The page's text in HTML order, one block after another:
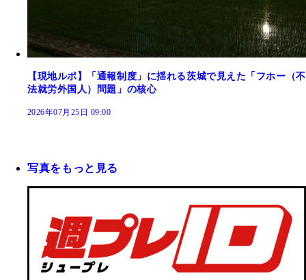
【現地ルポ】「通報制度」に揺れる茨城で見えた「フホー（不
法就労外国人）問題」の核心
2026年07月25日 09:00
写真をもっと見る